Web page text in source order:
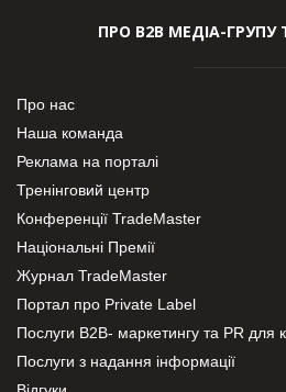
ПРО В2В МЕДІА-ГРУПУ
Про нас
Наша команда
Реклама на порталі
Тренінговий центр
Конференції TradeMaster
Національні Премії
Журнал TradeMaster
Портал про Private Label
Послуги В2В- маркетингу та PR для
Послуги з надання інформації